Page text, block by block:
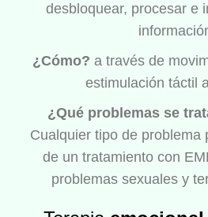
desbloquear, procesar e
¿Cómo? a través de
estimulación táctil
¿Qué problemas se
Cualquier tipo de problema
de un tratamiento con
problemas sexuales y